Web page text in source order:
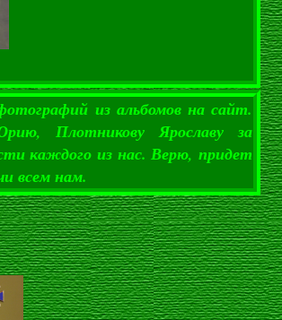
из альбомов на сайт.
Плотникову Ярославу за
каждого из нас. Верю, придет
всем нам.